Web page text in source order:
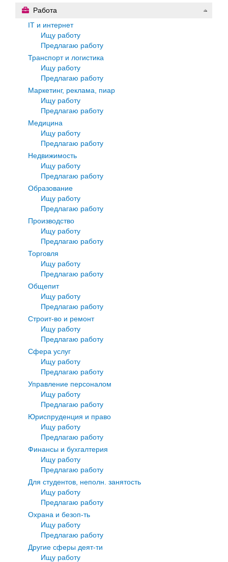
Работа
IT и интернет
Ищу работу
Предлагаю работу
Транспорт и логистика
Ищу работу
Предлагаю работу
Маркетинг, реклама, пиар
Ищу работу
Предлагаю работу
Медицина
Ищу работу
Предлагаю работу
Недвижимость
Ищу работу
Предлагаю работу
Образование
Ищу работу
Предлагаю работу
Производство
Ищу работу
Предлагаю работу
Торговля
Ищу работу
Предлагаю работу
Общепит
Ищу работу
Предлагаю работу
Строит-во и ремонт
Ищу работу
Предлагаю работу
Сфера услуг
Ищу работу
Предлагаю работу
Управление персоналом
Ищу работу
Предлагаю работу
Юриспруденция и право
Ищу работу
Предлагаю работу
Финансы и бухгалтерия
Ищу работу
Предлагаю работу
Для студентов, неполн. занятость
Ищу работу
Предлагаю работу
Охрана и безоп-ть
Ищу работу
Предлагаю работу
Другие сферы деят-ти
Ищу работу